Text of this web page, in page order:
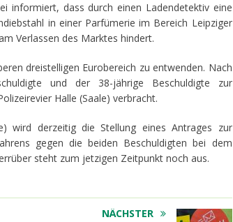
informiert, dass durch einen Ladendetektiv eine
in einer Parfümerie im Bereich Leipziger
Verlassen des Marktes hindert.
dreistelligen Eurobereich zu entwenden. Nach
und der 38-jährige Beschuldigte zur
Halle (Saale) verbracht.
wird derzeitig die Stellung eines Antrages zur
gegen die beiden Beschuldigten bei dem
steht zum jetzigen Zeitpunkt noch aus.
NÄCHSTER